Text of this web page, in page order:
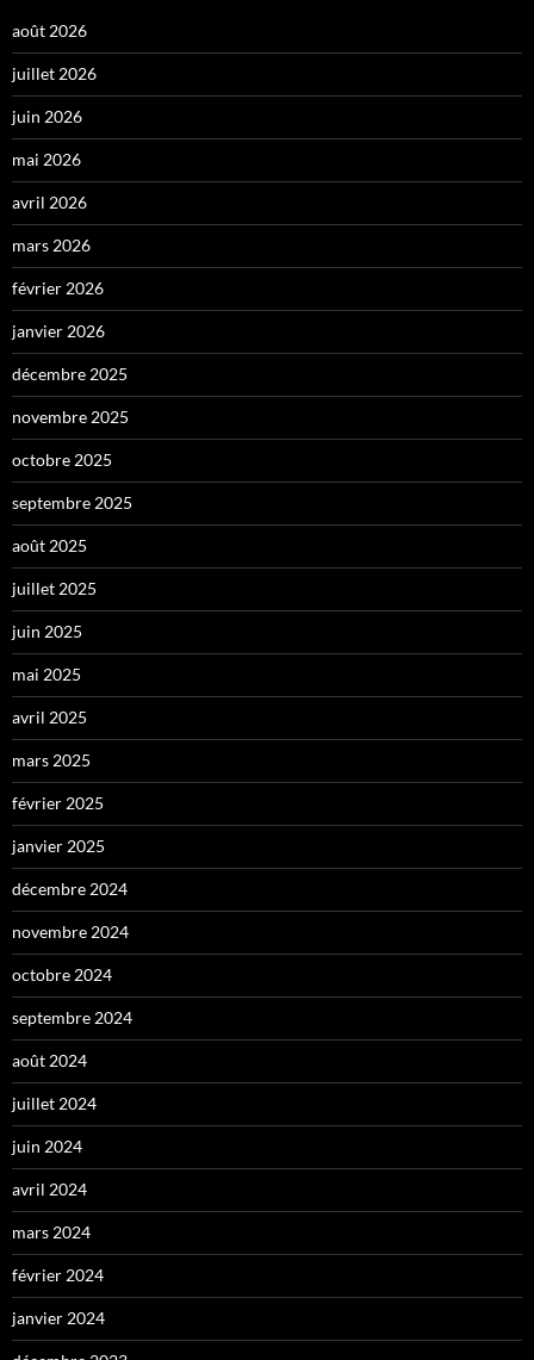
août 2026
juillet 2026
juin 2026
mai 2026
avril 2026
mars 2026
février 2026
janvier 2026
décembre 2025
novembre 2025
octobre 2025
septembre 2025
août 2025
juillet 2025
juin 2025
mai 2025
avril 2025
mars 2025
février 2025
janvier 2025
décembre 2024
novembre 2024
octobre 2024
septembre 2024
août 2024
juillet 2024
juin 2024
avril 2024
mars 2024
février 2024
janvier 2024